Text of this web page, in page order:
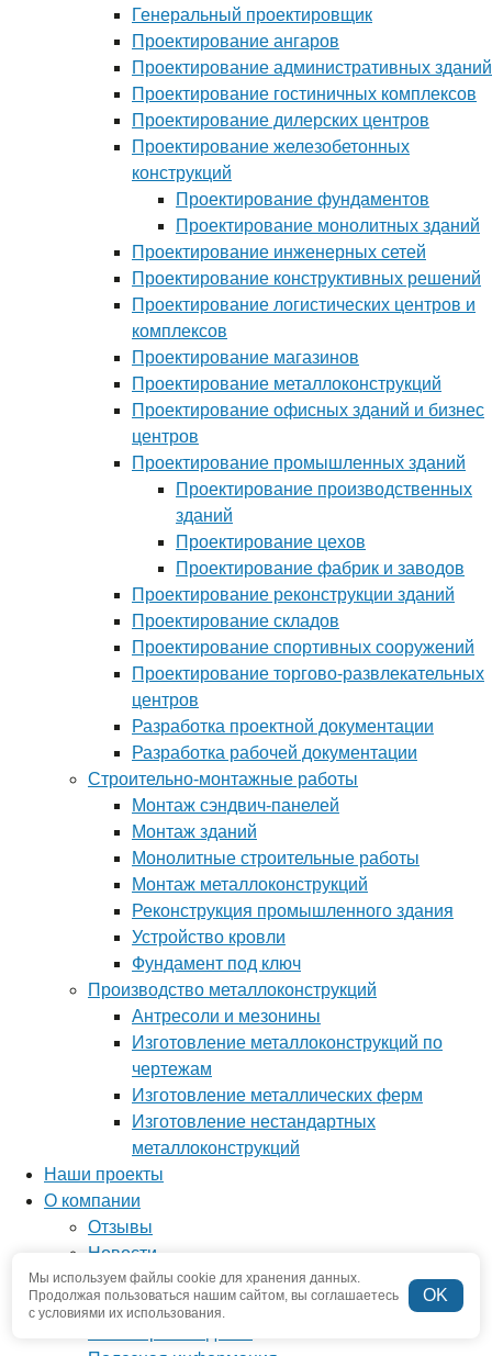
Мы используем файлы cookie для хранения данных.
Продолжая пользоваться нашим сайтом, вы соглашаетесь
с условиями их использования.
OK
Генеральный проектировщик
Проектирование ангаров
Проектирование административных зданий
Проектирование гостиничных комплексов
Проектирование дилерских центров
Проектирование железобетонных
конструкций
Проектирование фундаментов
Проектирование монолитных зданий
Проектирование инженерных сетей
Проектирование конструктивных решений
Проектирование логистических центров и
комплексов
Проектирование магазинов
Проектирование металлоконструкций
Проектирование офисных зданий и бизнес
центров
Проектирование промышленных зданий
Проектирование производственных
зданий
Проектирование цехов
Проектирование фабрик и заводов
Проектирование реконструкции зданий
Проектирование складов
Проектирование спортивных сооружений
Проектирование торгово-развлекательных
центров
Разработка проектной документации
Разработка рабочей документации
Строительно-монтажные работы
Монтаж сэндвич-панелей
Монтаж зданий
Монолитные строительные работы
Монтаж металлоконструкций
Реконструкция промышленного здания
Устройство кровли
Фундамент под ключ
Производство металлоконструкций
Антресоли и мезонины
Изготовление металлоконструкций по
чертежам
Изготовление металлических ферм
Изготовление нестандартных
металлоконструкций
Наши проекты
О компании
Отзывы
Новости
Вопрос-ответ
Наша команда